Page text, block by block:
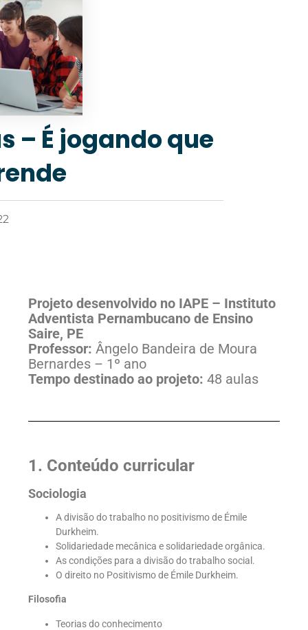
– É jogando que
Projeto desenvolvido no IAPE – Instituto
Adventista Pernambucano de Ensino
Saire, PE
Professor: Ângelo Bandeira de Moura
Bernardes – 1º ano
Tempo destinado ao projeto: 48 aulas
1. Conteúdo curricular
Sociologia
A divisão do trabalho no positivismo de Émile
Durkheim.
Solidariedade mecânica e solidariedade orgânica.
As condições para a divisão do trabalho social.
O direito no Positivismo de Émile Durkheim.
Filosofia
Teorias do conhecimento